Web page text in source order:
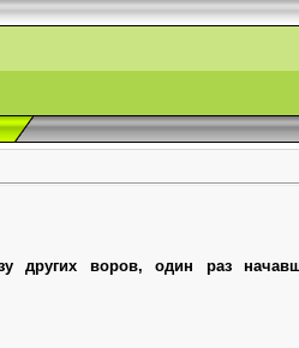
других воров, один раз